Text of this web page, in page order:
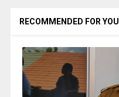
RECOMMENDED FOR YOU